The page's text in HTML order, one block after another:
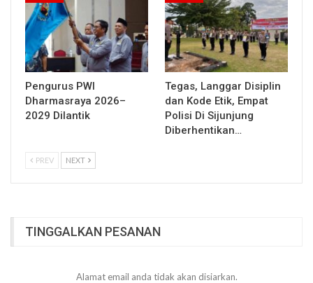
Pengurus PWI
Dharmasraya 2026–
2029 Dilantik
Tegas, Langgar Disiplin
dan Kode Etik, Empat
Polisi Di Sijunjung
Diberhentikan…
PREV NEXT
TINGGALKAN PESANAN
Alamat email anda tidak akan disiarkan.